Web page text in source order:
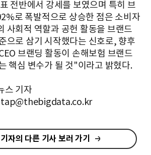
전반에서 강세를 보였으며 특히 브
로 폭발적으로 상승한 점은 소비자
사회적 역할과 공헌 활동을 브랜드
으로 삼기 시작했다는 신호로, 향후
브랜딩 활동이 손해보험 브랜드
핵심 변수가 될 것"이라고 밝혔다.
스 기자
자의 다른 기사 보러 가기